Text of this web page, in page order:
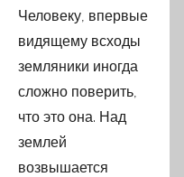
Человеку, впервые
видящему всходы
земляники иногда
сложно поверить,
что это она. Над
землей
возвышается